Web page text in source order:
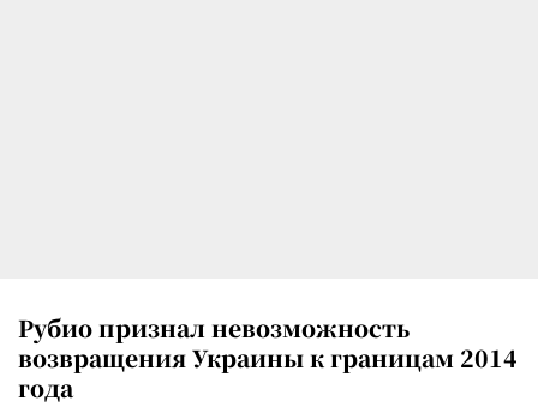
Рубио признал невозможность
возвращения Украины к границам 2014
года